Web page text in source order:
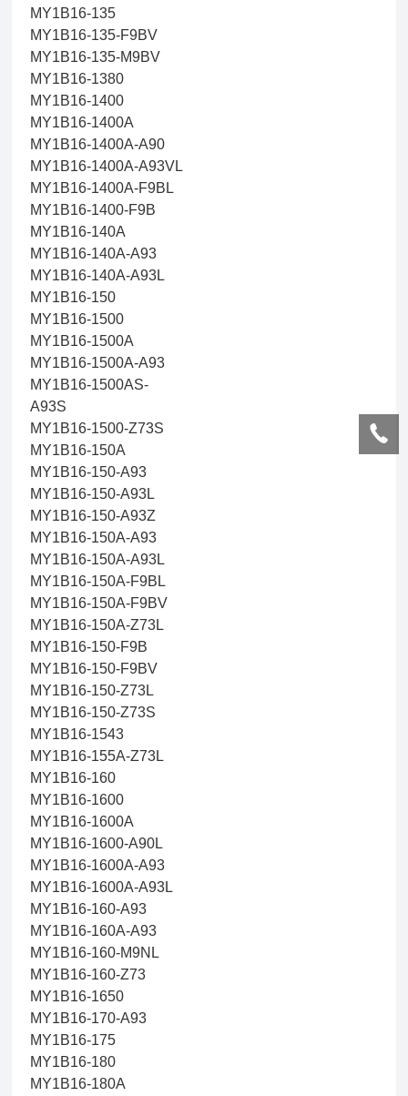
MY1B16-135
MY1B16-135-F9BV
MY1B16-135-M9BV
MY1B16-1380
MY1B16-1400
MY1B16-1400A
MY1B16-1400A-A90
MY1B16-1400A-A93VL
MY1B16-1400A-F9BL
MY1B16-1400-F9B
MY1B16-140A
MY1B16-140A-A93
MY1B16-140A-A93L
MY1B16-150
MY1B16-1500
MY1B16-1500A
MY1B16-1500A-A93
MY1B16-1500AS-
A93S
MY1B16-1500-Z73S
MY1B16-150A
MY1B16-150-A93
MY1B16-150-A93L
MY1B16-150-A93Z
MY1B16-150A-A93
MY1B16-150A-A93L
MY1B16-150A-F9BL
MY1B16-150A-F9BV
MY1B16-150A-Z73L
MY1B16-150-F9B
MY1B16-150-F9BV
MY1B16-150-Z73L
MY1B16-150-Z73S
MY1B16-1543
MY1B16-155A-Z73L
MY1B16-160
MY1B16-1600
MY1B16-1600A
MY1B16-1600-A90L
MY1B16-1600A-A93
MY1B16-1600A-A93L
MY1B16-160-A93
MY1B16-160A-A93
MY1B16-160-M9NL
MY1B16-160-Z73
MY1B16-1650
MY1B16-170-A93
MY1B16-175
MY1B16-180
MY1B16-180A